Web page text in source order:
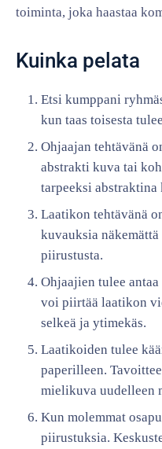
toiminta, joka haastaa
Kuinka pelata
Etsi kumppani
kun taas toisesta
Ohjaajan tehtävänä
abstrakti kuva tai
tarpeeksi abstraktina
Laatikon tehtävänä
kuvauksia
piirustusta.
Ohjaajien tulee
voi piirtää laatikon
selkeä ja ytimekäs.
Laatikoiden tulee
paperilleen.
mielikuva uudelleen
Kun molemmat
piirustuksia.